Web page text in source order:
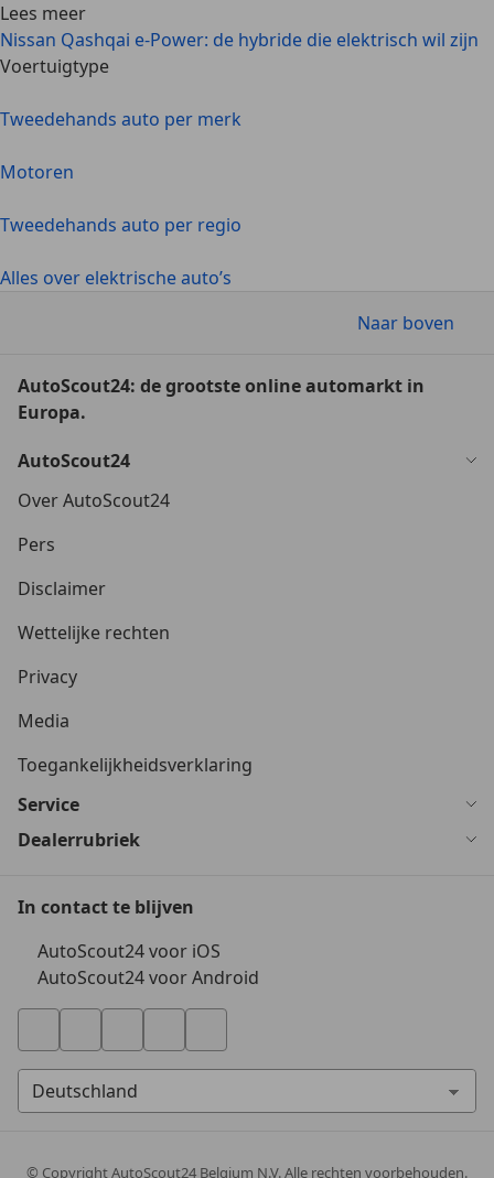
Lees meer
Nissan Qashqai e-Power: de hybride die elektrisch wil zijn
Voertuigtype
Tweedehands auto per merk
Motoren
Tweedehands auto per regio
Alles over elektrische auto’s
Naar boven
AutoScout24: de grootste online automarkt in
Europa.
AutoScout24
Over AutoScout24
Pers
Disclaimer
Wettelijke rechten
Privacy
Media
Toegankelijkheidsverklaring
Service
Dealerrubriek
In contact te blijven
AutoScout24 voor iOS
AutoScout24 voor Android
© CopyrightAutoScout24 Belgium N.V. Alle rechten voorbehouden.